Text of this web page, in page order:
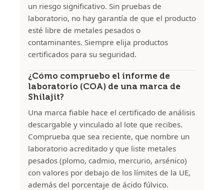
un riesgo significativo. Sin pruebas de
laboratorio, no hay garantía de que el producto
esté libre de metales pesados o
contaminantes. Siempre elija productos
certificados para su seguridad.
¿Cómo compruebo el informe de
laboratorio (COA) de una marca de
Shilajit?
Una marca fiable hace el certificado de análisis
descargable y vinculado al lote que recibes.
Comprueba que sea reciente, que nombre un
laboratorio acreditado y que liste metales
pesados (plomo, cadmio, mercurio, arsénico)
con valores por debajo de los límites de la UE,
además del porcentaje de ácido fúlvico.